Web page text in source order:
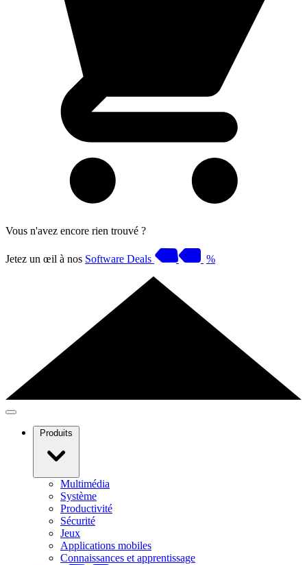
Vous n'avez encore rien trouvé ?
Jetez un œil à nos Software Deals %
Produits
Multimédia
Système
Productivité
Sécurité
Jeux
Applications mobiles
Connaissances et apprentissage